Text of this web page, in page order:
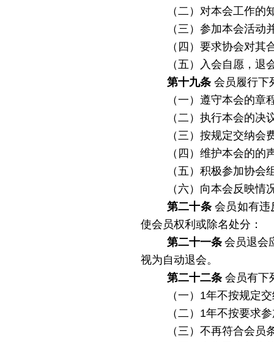
（二）对本会工作的
（三）参加本会活动
（四） 要求协会对其
（五）入会自愿，退
第十九条 会员履行下
（一）遵守本会的章
（二）执行本会的决
（三）按规定交纳会
（四）维护本会的的
（五）积极参加协
（六）向本会反映情
第二十条会员如有违
使会员权利或除名处分：
第二十一条 会员退会
视为自动退会。
第二十二条会员有下
（一） 1年不按规定
（二） 1年不按要求
（三）不再符合会员